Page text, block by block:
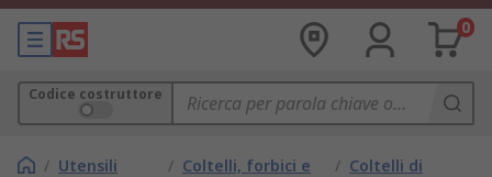
0
Codice costruttore
/ Utensili
/ Coltelli, forbici e
/ Coltelli di